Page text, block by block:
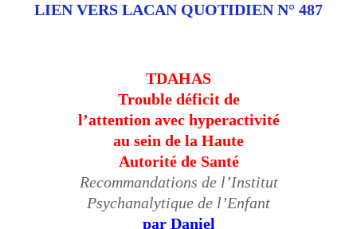
LIEN VERS LACAN QUOTIDIENN° 487
TDAHAS
Trouble déficit de
l’attention avec hyperactivité
au sein de la Haute
Autorité de Santé
Recommandations de l’Institut
Psychanalytique de l’Enfant
par Daniel